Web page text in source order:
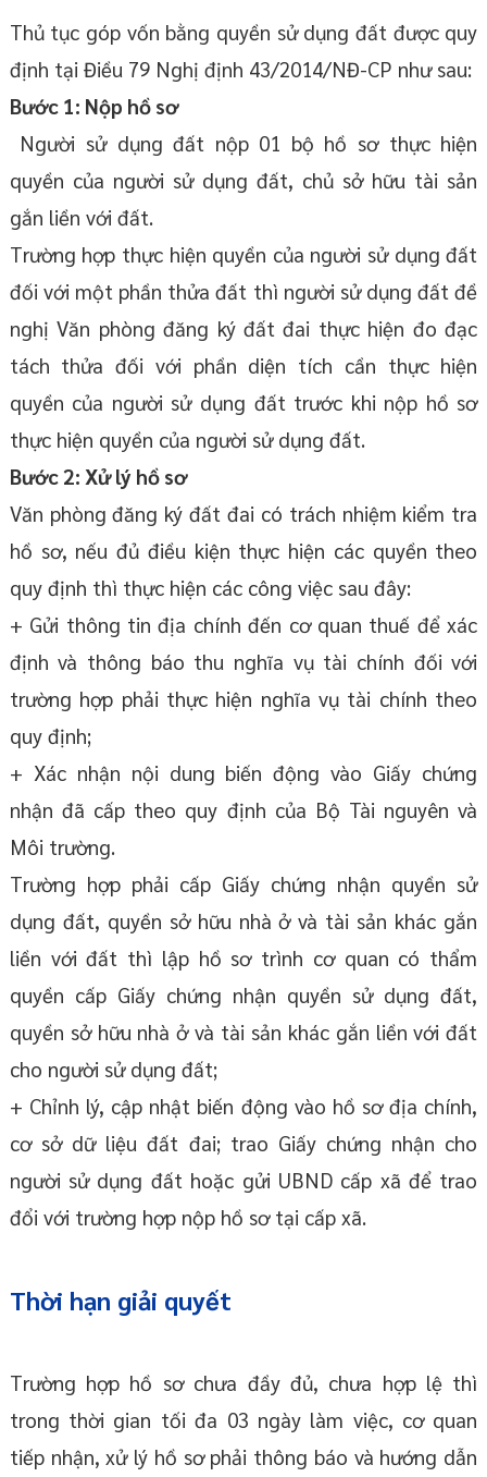
Thủ tục góp vốn bằng quyền sử dụng đất được quy
định tại Điều 79 Nghị định 43/2014/NĐ-CP như sau:
Bước 1: Nộp hồ sơ
Người sử dụng đất nộp 01 bộ hồ sơ thực hiện
quyền của người sử dụng đất, chủ sở hữu tài sản
gắn liền với đất.
Trường hợp thực hiện quyền của người sử dụng đất
đối với một phần thửa đất thì người sử dụng đất đề
nghị Văn phòng đăng ký đất đai thực hiện đo đạc
tách thửa đối với phần diện tích cần thực hiện
quyền của người sử dụng đất trước khi nộp hồ sơ
thực hiện quyền của người sử dụng đất.
Bước 2: Xử lý hồ sơ
Văn phòng đăng ký đất đai có trách nhiệm kiểm tra
hồ sơ, nếu đủ điều kiện thực hiện các quyền theo
quy định thì thực hiện các công việc sau đây:
+ Gửi thông tin địa chính đến cơ quan thuế để xác
định và thông báo thu nghĩa vụ tài chính đối với
trường hợp phải thực hiện nghĩa vụ tài chính theo
quy định;
+ Xác nhận nội dung biến động vào Giấy chứng
nhận đã cấp theo quy định của Bộ Tài nguyên và
Môi trường.
Trường hợp phải cấp Giấy chứng nhận quyền sử
dụng đất, quyền sở hữu nhà ở và tài sản khác gắn
liền với đất thì lập hồ sơ trình cơ quan có thẩm
quyền cấp Giấy chứng nhận quyền sử dụng đất,
quyền sở hữu nhà ở và tài sản khác gắn liền với đất
cho người sử dụng đất;
+ Chỉnh lý, cập nhật biến động vào hồ sơ địa chính,
cơ sở dữ liệu đất đai; trao Giấy chứng nhận cho
người sử dụng đất hoặc gửi UBND cấp xã để trao
đổi với trường hợp nộp hồ sơ tại cấp xã.
Thời hạn giải quyết
Trường hợp hồ sơ chưa đầy đủ, chưa hợp lệ thì
trong thời gian tối đa 03 ngày làm việc, cơ quan
tiếp nhận, xử lý hồ sơ phải thông báo và hướng dẫn